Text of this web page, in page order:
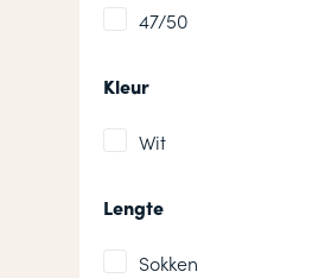
47/50
Kleur
Wit
Lengte
Sokken